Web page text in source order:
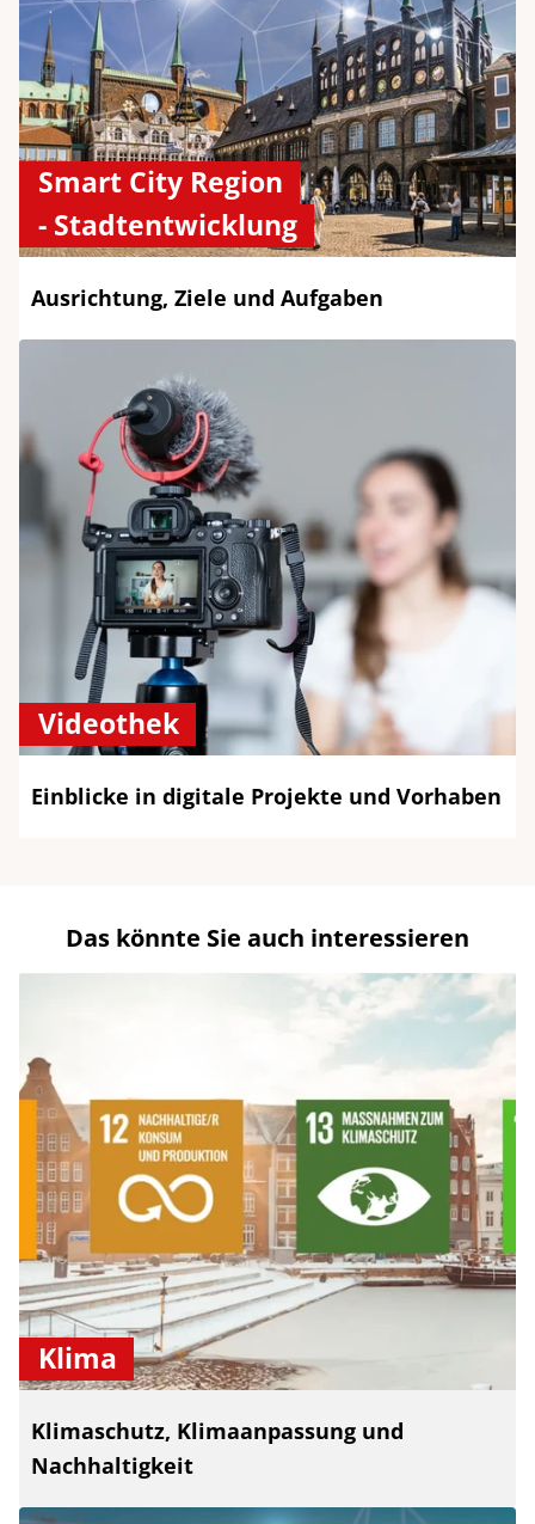
Smart City Region
- Stadtentwicklung
Ausrichtung, Ziele und Aufgaben
Videothek
Einblicke in digitale Projekte und Vorhaben
Das könnte Sie auch interessieren
Klima
Klimaschutz, Klimaanpassung und
Nachhaltigkeit